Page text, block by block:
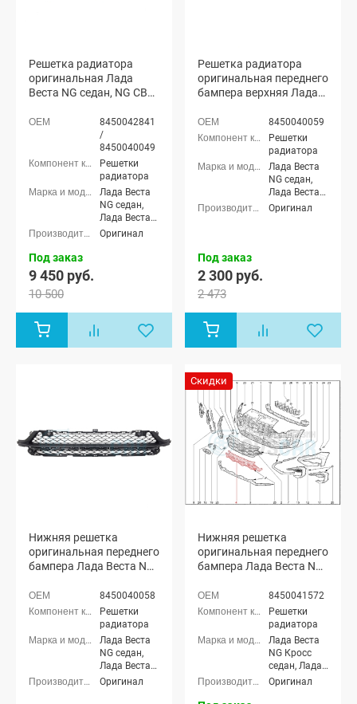
Решетка радиатора
оригинальная Лада
Веста NG седан, NG СВ
8450042841
/
8450040049
Решетки
радиатора
Лада Веста
NG седан,
Лада Веста
NG (SW)
Оригинал
Под заказ
9 450 руб.
10 500
Решетка радиатора
оригинальная переднего
бампера верхняя Лада
универсал (8450040059)
8450040059
Решетки
радиатора
Лада Веста
NG седан,
Лада Веста
NG (SW)
Оригинал
Под заказ
2 300 руб.
2 473
Нижняя решетка
оригинальная переднего
бампера Лада Веста NG
(без отверстий под
парктроник)
(8450040058)
8450040058
Решетки
радиатора
Лада Веста
NG седан,
Лада Веста
NG (SW)
Оригинал
Скидки
Нижняя решетка
оригинальная переднего
бампера Лада Веста NG
отверстиями под
парктроник)
8450041572
Решетки
радиатора
Лада Веста
NG Кросс
седан, Лада
Веста NG
Оригинал